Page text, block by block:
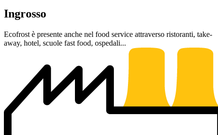
Ingrosso
Ecofrost è presente anche nel food service attraverso ristoranti, take-
away, hotel, scuole fast food, ospedali...